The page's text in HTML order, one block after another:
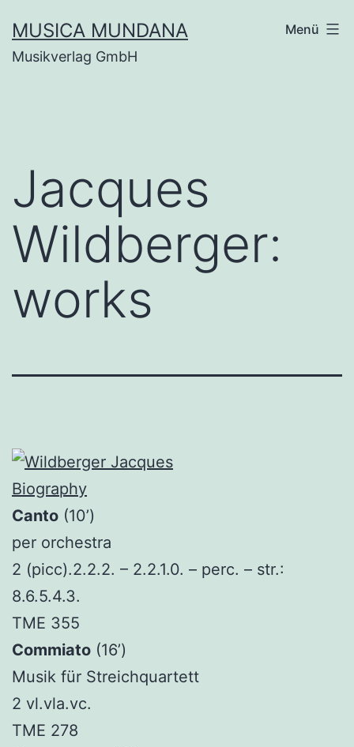
Inhalt
springen
MUSICA MUNDANA
Musikverlag GmbH
Menü
Jacques
Wildberger:
works
Biography
Canto (10’)
per orchestra
2 (picc).2.2.2. – 2.2.1.0. – perc. – str.:
8.6.5.4.3.
TME 355
Commiato (16’)
Musik für Streichquartett
2 vl.vla.vc.
TME 278